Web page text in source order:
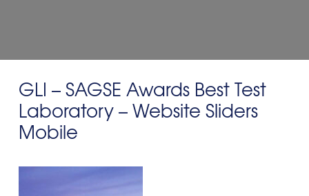
GLI – SAGSE Awards Best Test
Laboratory – Website Sliders
Mobile